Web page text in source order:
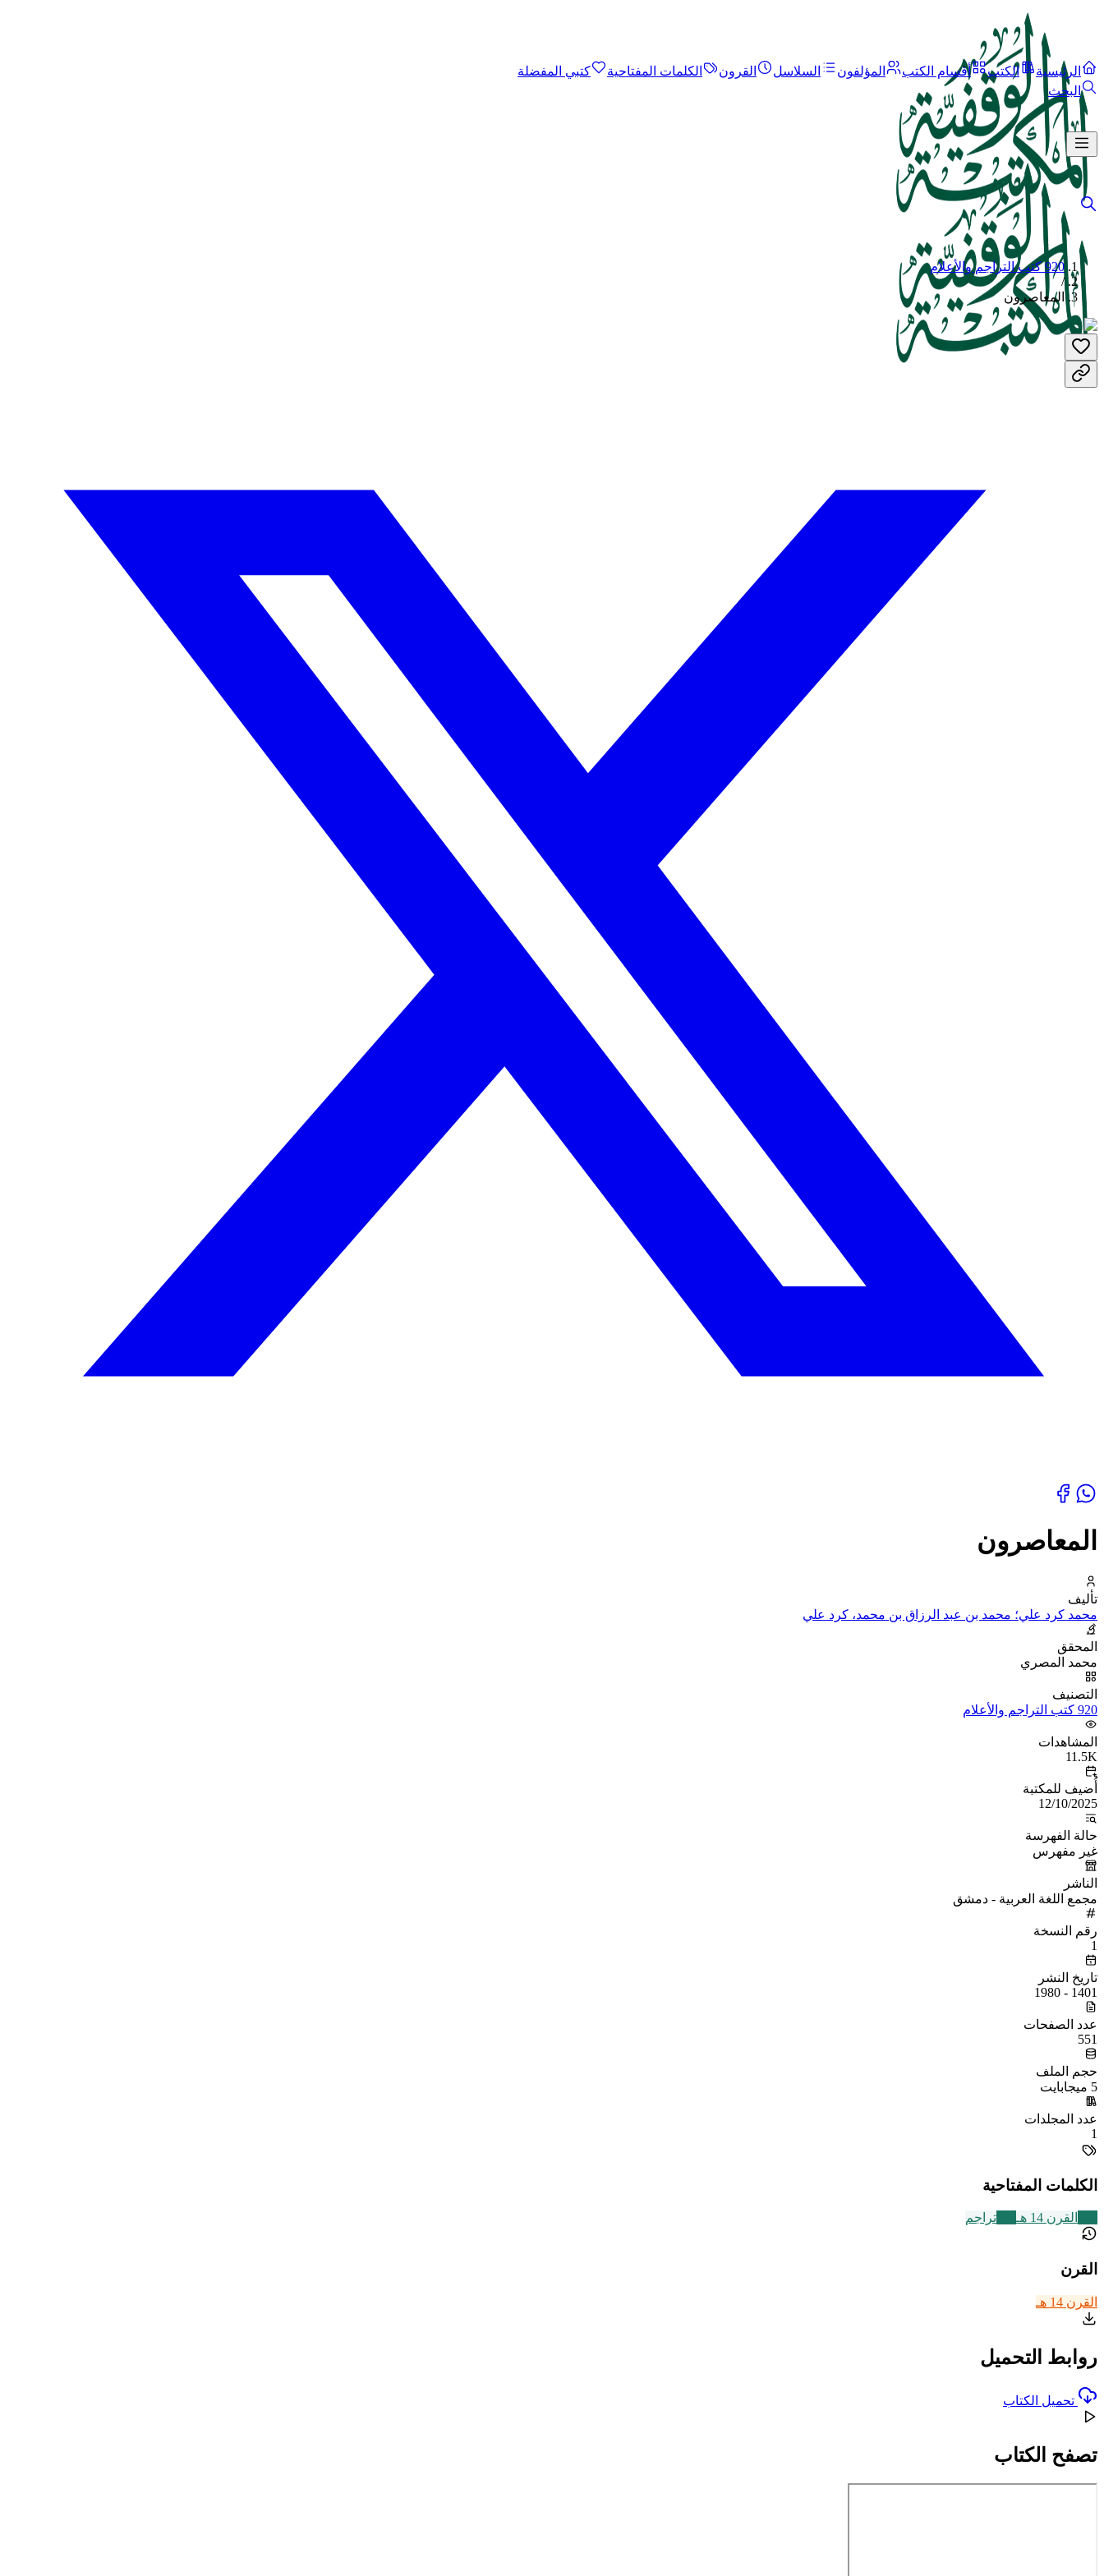
الرئيسية الكتب أقسام الكتب المؤلفون السلاسل القرون الكلمات المفتاحية
كتبي المفضلة
البحث
920 كتب التراجم والأعلام
/
المعاصرون
المعاصرون
تأليف
محمد كرد علي؛ محمد بن عبد الرزاق بن محمد، كرد علي
المحقق
محمد المصري
التصنيف
920 كتب التراجم والأعلام
المشاهدات
11.5K
أُضيف للمكتبة
12/10/2025
حالة الفهرسة
غير مفهرس
الناشر
مجمع اللغة العربية - دمشق
رقم النسخة
1
تاريخ النشر
1401 - 1980
عدد الصفحات
551
حجم الملف
5 ميجابايت
عدد المجلدات
1
الكلمات المفتاحية
القرن 14 هـ تراجم
القرن
القرن 14 هـ
روابط التحميل
تحميل الكتاب
تصفح الكتاب